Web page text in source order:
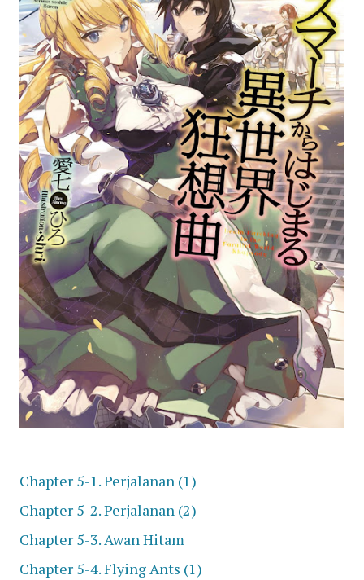
Chapter 5-1. Perjalanan (1)
Chapter 5-2. Perjalanan (2)
Chapter 5-3. Awan Hitam
Chapter 5-4. Flying Ants (1)